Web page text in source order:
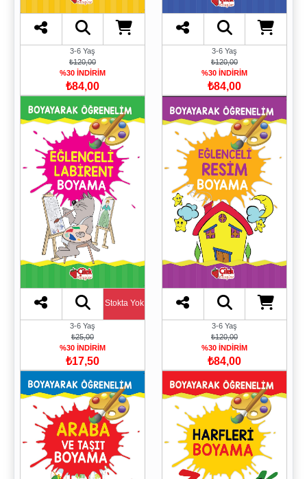
3-6 Yaş
₺120,00
%30 İNDİRİM
₺84,00
3-6 Yaş
₺120,00
%30 İNDİRİM
₺84,00
Stokta Yok
3-6 Yaş
₺25,00
%30 İNDİRİM
₺17,50
3-6 Yaş
₺120,00
%30 İNDİRİM
₺84,00